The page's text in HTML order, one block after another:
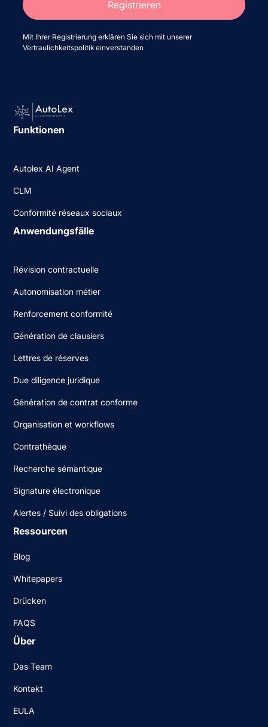
Mit Ihrer Registrierung erklären Sie sich mit unserer
Vertraulichkeitspolitik einverstanden
Funktionen
Autolex AI Agent
CLM
Conformité réseaux sociaux
Anwendungsfälle
Révision contractuelle
Autonomisation métier
Renforcement conformité
Génération de clausiers
Lettres de réserves
Due diligence juridique
Génération de contrat conforme
Organisation et workflows
Contrathèque
Recherche sémantique
Signature électronique
Alertes / Suivi des obligations
Ressourcen
Blog
Whitepapers
Drücken
FAQS
Über
Das Team
Kontakt
EULA